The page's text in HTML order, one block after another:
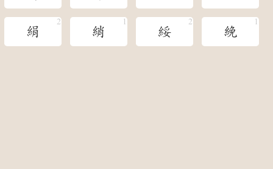
絹 綃 綏 絻